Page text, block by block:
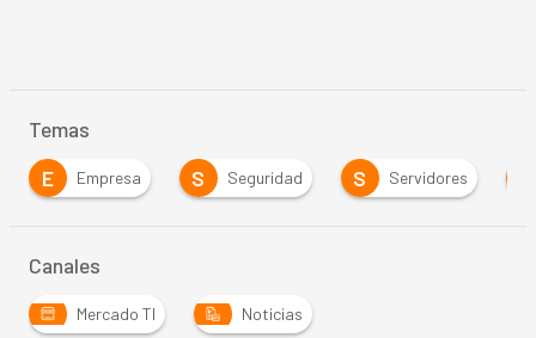
Temas
E
Empresa S Seguridad S Servidores
Canales
Mercado TI Noticias